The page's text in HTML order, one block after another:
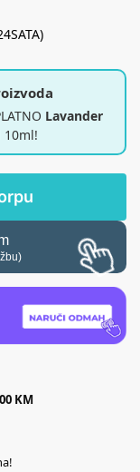
Lavander
10ml!
KM